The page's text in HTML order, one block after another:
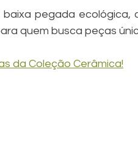
pegada ecológica,
quem busca peças
da Coleção Cerâmica!